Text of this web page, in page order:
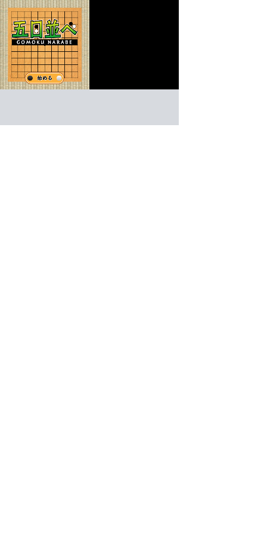
五目並べ
ボードゲーム
ゲーム紹介 -碁石を5つ並べて勝つ五目並べ
遊び方 -空いている交点に碁石を交互に置きあいます。縦・